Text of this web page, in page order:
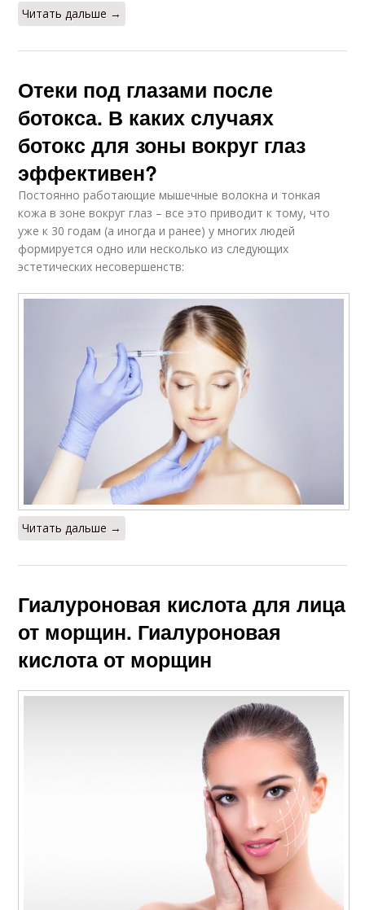
Читать дальше →
Отеки под глазами после
ботокса. В каких случаях
ботокс для зоны вокруг глаз
эффективен?
Постоянно работающие мышечные волокна и тонкая
кожа в зоне вокруг глаз – все это приводит к тому, что
уже к 30 годам (а иногда и ранее) у многих людей
формируется одно или несколько из следующих
эстетических несовершенств:
Читать дальше →
Гиалуроновая кислота для лица
от морщин. Гиалуроновая
кислота от морщин